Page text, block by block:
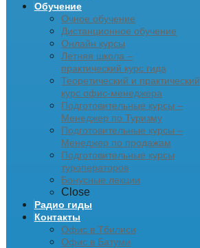
Обучение
Очное обучение
Дистанционное обучение
Онлайн курсы
Летняя школа –
практический курс гида
Теоретический и практический
курс офис-менеджера
Подготовительные курсы –
Менеджер по Туризму
Подготовительные курсы –
Менеджер по продажам
Подготовительные курсы
туроператоров
Бонусные лекции
Close
Радио гиды
Контакты
Офис в Тбилиси
Офис в Батуми